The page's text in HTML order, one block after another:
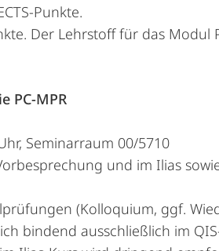
Punkte.
Der Lehrstoff für das
PC-MPR
Seminarraum 00/5710
und im Ilias
(Kolloquium, ggf.
bindend ausschließlich im